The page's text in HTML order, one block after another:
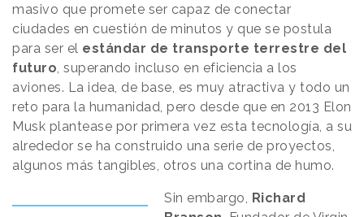
masivo que promete ser capaz de conectar
ciudades en cuestión de minutos y que se postula
para ser el estándar de transporte terrestre del
futuro , superando incluso en eficiencia a los
aviones. La idea, de base, es muy atractiva y todo un
reto para la humanidad, pero desde que en 2013 Elon
Musk plantease por primera vez esta tecnología, a su
alrededor se ha construido una serie de proyectos,
algunos más tangibles, otros una cortina de humo.
Sin embargo, Richard